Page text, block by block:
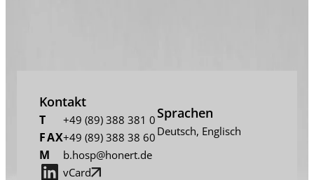
Kontakt
T
FAX
M
+49 (89) 388 381 0
+49 (89) 388 38 60
b.hosp@honert.de
vCard
Sprachen
Deutsch, Englisch